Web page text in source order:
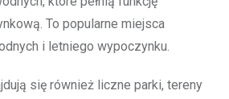
To popularne miejsca
i letniego wypoczynku.
się również liczne parki, tereny